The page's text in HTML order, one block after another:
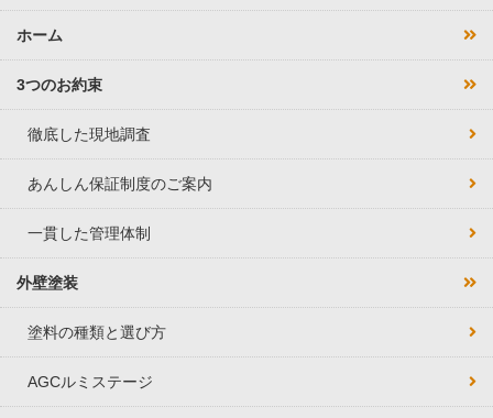
ホーム
3つのお約束
徹底した現地調査
あんしん保証制度のご案内
一貫した管理体制
外壁塗装
塗料の種類と選び方
AGCルミステージ